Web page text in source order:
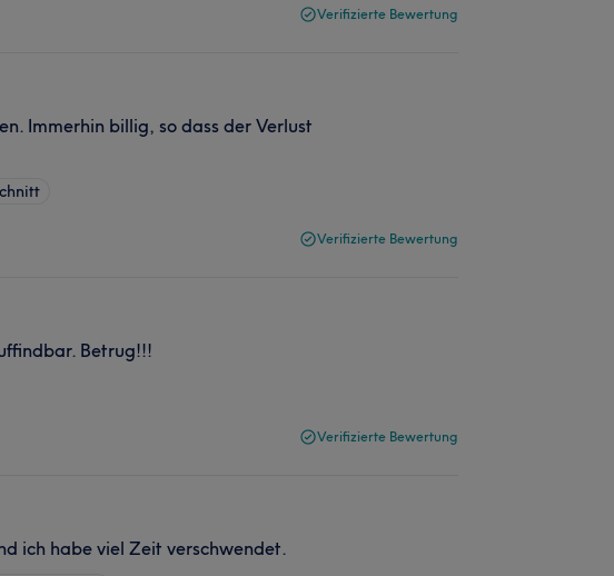
Verifizierte Bewertung
Immerhin billig, so dass der Verlust
Verifizierte Bewertung
Betrug!!!
Verifizierte Bewertung
ich habe viel Zeit verschwendet.